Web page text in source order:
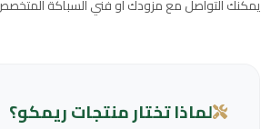
يمكنك التواصل مع مزودك أو فني السباكة
لماذا تختار منتجات ريمكو؟